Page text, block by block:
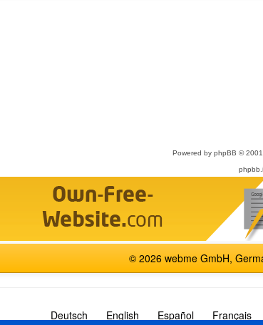
Powered by phpBB ©
© 2026 webme GmbH,
Deutsch English Español Français